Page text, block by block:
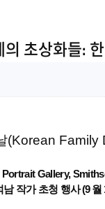
초상화들:
(Korean Family
Gallery,
남 작가 초청 행사(9 월